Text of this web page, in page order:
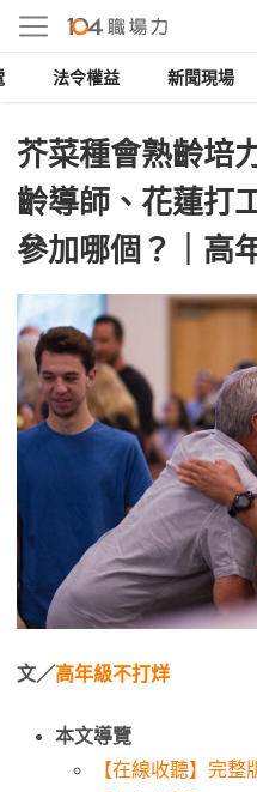
法令權益 新聞現場
芥菜種會熟齡培
齡導師、花蓮打
參加哪個？｜高
文／高年級不打烊
本文導覽
【在線收聽】完整